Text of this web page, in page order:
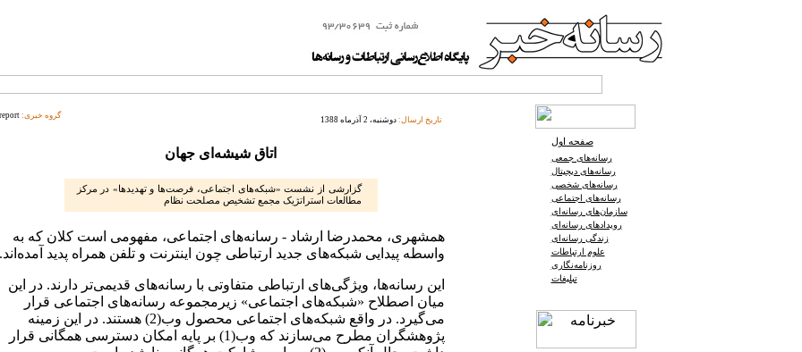
گروه خبری: تاریخ ارسال: دوشنبه، 2 آذرماه 1388
اتاق شیشه‌ای جهان
گزارشی از نشست «شبکه‌های اجتماعی، فرصت‌ها و تهدیدها» در مرکز
مطالعات استراتژیک مجمع تشخیص مصلحت نظام
همشهری، محمدرضا ارشاد - رسانه‌های اجتماعی، مفهومی است کلان که به
واسطه پیدایی شبکه‌های جدید ارتباطی چون اینترنت و تلفن همراه پدید آمده‌اند.
این رسانه‌ها، ویژگی‌های ارتباطی متفاوتی با رسانه‌های قدیمی‌تر دارند. در این
میان اصطلاح «شبکه‌های اجتماعی» زیرمجموعه رسانه‌های اجتماعی قرار
می‌گیرد. در واقع شبکه‌های اجتماعی محصول وب(2) هستند. در این زمینه
پژوهشگران مطرح می‌سازند که وب(1) بر پایه امکان دسترسی همگانی قرار
صفحه اول
رسانه‌های جمعی
رسانه‌های دیجیتال
رسانه‌های شخصی
رسانه‌های اجتماعی
سازمان‌های رسانه‌ای
رویدادهای رسانه‌ای
زندگی رسانه‌ای
علوم ارتباطات
روزنامه‌نگاری
تبلیغات